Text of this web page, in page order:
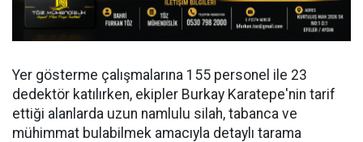
Yer gösterme çalışmalarına 155 personel ile 23
dedektör katılırken, ekipler Burkay Karatepe'nin tarif
ettiği alanlarda uzun namlulu silah, tabanca ve
mühimmat bulabilmek amacıyla detaylı tarama